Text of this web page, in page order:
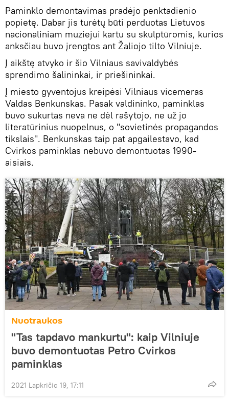
Paminklo demontavimas pradėjo penktadienio
popietę. Dabar jis turėtų būti perduotas Lietuvos
nacionaliniam muziejui kartu su skulptūromis, kurios
anksčiau buvo įrengtos ant Žaliojo tilto Vilniuje.
Į aikštę atvyko ir šio Vilniaus savivaldybės
sprendimo šalininkai, ir priešininkai.
Į miesto gyventojus kreipėsi Vilniaus vicemeras
Valdas Benkunskas. Pasak valdininko, paminklas
buvo sukurtas neva ne dėl rašytojo, ne už jo
literatūrinius nuopelnus, o "sovietinės propagandos
tikslais". Benkunskas taip pat apgailestavo, kad
Cvirkos paminklas nebuvo demontuotas 1990-
aisiais.
Nuotraukos
"Tas tapdavo mankurtu": kaip Vilniuje
buvo demontuotas Petro Cvirkos
paminklas
2021 Lapkričio 19, 17:11